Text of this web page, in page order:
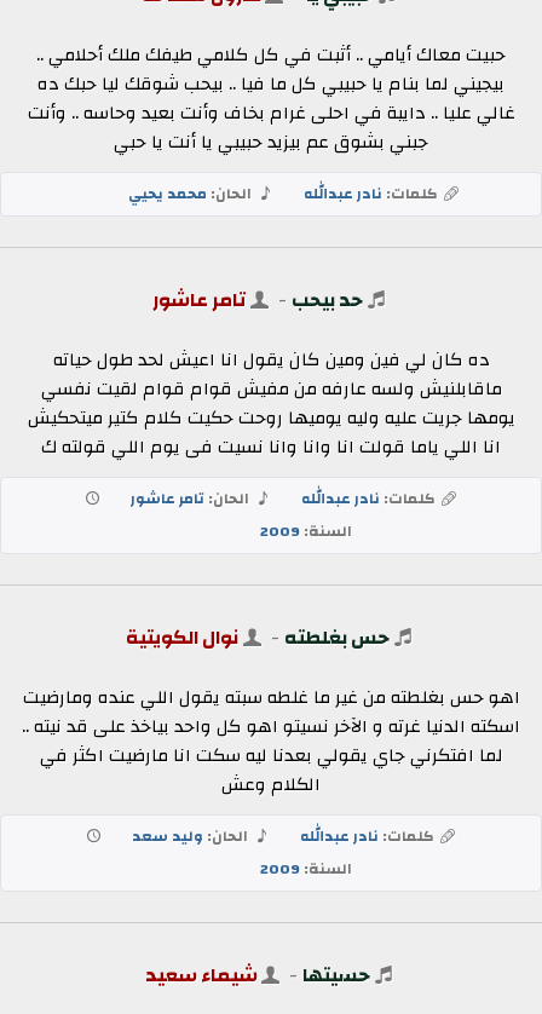
حبيت معاك أيامي .. أثبت في كل كلامي طيفك ملك أحلامي ..
بيجيني لما بنام يا حبيبي كل ما فيا .. بيحب شوقك ليا حبك ده
غالي عليا .. دايبة في احلى غرام بخاف وأنت بعيد وحاسه .. وأنت
جبني بشوق عم بيزيد حبيبي يا أنت يا حبي
كلمات: نادر عبدالله الحان: محمد يحيي
حد بيحب - تامر عاشور
ده كان لي فين ومين كان يقول انا اعيش لحد طول حياته
ماقابلنيش ولسه عارفه من مفيش قوام قوام لقيت نفسي
يومها جريت عليه وليه يوميها روحت حكيت كلام كتير ميتحكيش
انا اللي ياما قولت انا وانا وانا نسيت فى يوم اللي قولته ك
كلمات: نادر عبدالله الحان:تامر عاشور
السنة:2009
حس بغلطته - نوال الكويتية
اهو حس بغلطته من غير ما غلطه سبته يقول اللي عنده ومارضيت
اسكته الدنيا غرته و الآخر نسيتو اهو كل واحد بياخذ على قد نيته ..
لما افتكرني جاي يقولي بعدنا ليه سكت انا مارضيت اكثر في
الكلام وعش
كلمات: نادر عبدالله الحان: وليد سعد
السنة:2009
حسيتها - شيماء سعيد